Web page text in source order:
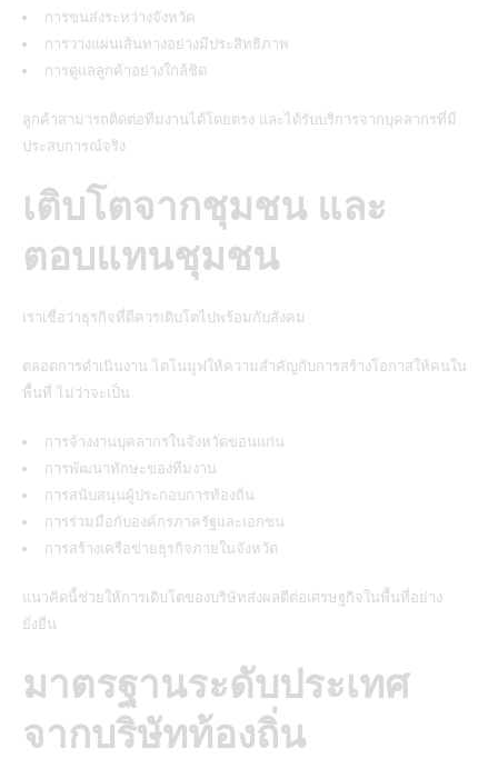
การขนส่งระหว่างจังหวัด
การวางแผนเส้นทางอย่างมีประสิทธิภาพ
การดูแลลูกค้าอย่างใกล้ชิด
ลูกค้าสามารถติดต่อทีมงานได้โดยตรง และได้รับบริการจากบุคลากรที่มี
ประสบการณ์จริง
เติบโตจากชุมชน และ
ตอบแทนชุมชน
เราเชื่อว่าธุรกิจที่ดีควรเติบโตไปพร้อมกับสังคม
ตลอดการดำเนินงาน ไดโนมูฟให้ความสำคัญกับการสร้างโอกาสให้คนใน
พื้นที่ ไม่ว่าจะเป็น
การจ้างงานบุคลากรในจังหวัดขอนแก่น
การพัฒนาทักษะของทีมงาน
การสนับสนุนผู้ประกอบการท้องถิ่น
การร่วมมือกับองค์กรภาครัฐและเอกชน
การสร้างเครือข่ายธุรกิจภายในจังหวัด
แนวคิดนี้ช่วยให้การเติบโตของบริษัทส่งผลดีต่อเศรษฐกิจในพื้นที่อย่าง
ยั่งยืน
มาตรฐานระดับประเทศ
จากบริษัทท้องถิ่น